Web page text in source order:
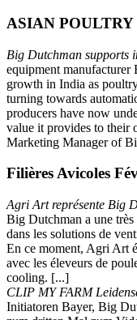
ASIAN
Big Dutchman supports
equipment
growth in India as
turning towards
producers have now
value it provides to their
Marketing Manager of
Filières Avicoles
Agri Art représente Big
Big Dutchman a une
dans les solutions de
En ce moment, Agri Art
avec les éleveurs de
cooling. [...]
CLIP MY FARM
Initiatoren Bayer, Big